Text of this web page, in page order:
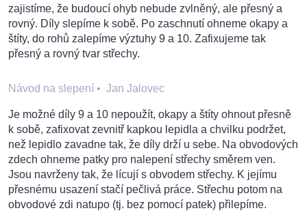
zajistíme, že budoucí ohyb nebude zvlněný, ale přesný a
rovný. Díly slepíme k sobě. Po zaschnutí ohneme okapy a
štíty, do rohů zalepíme výztuhy 9 a 10. Zafixujeme tak
přesný a rovný tvar střechy.
Návod na slepení • Jan Jalovec
Je možné díly 9 a 10 nepoužít, okapy a štíty ohnout přesně
k sobě, zafixovat zevnitř kapkou lepidla a chvilku podržet,
než lepidlo zavadne tak, že díly drží u sebe. Na obvodových
zdech ohneme patky pro nalepení střechy směrem ven.
Jsou navrženy tak, že lícují s obvodem střechy. K jejímu
přesnému usazení stačí pečlivá práce. Střechu potom na
obvodové zdi natupo (tj. bez pomocí patek) přilepíme.